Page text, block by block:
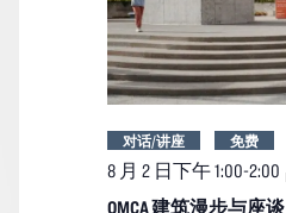
OMCA 建筑漫步与座谈
8 月 2 日下午 1:00-2:00
对话/讲座 免费